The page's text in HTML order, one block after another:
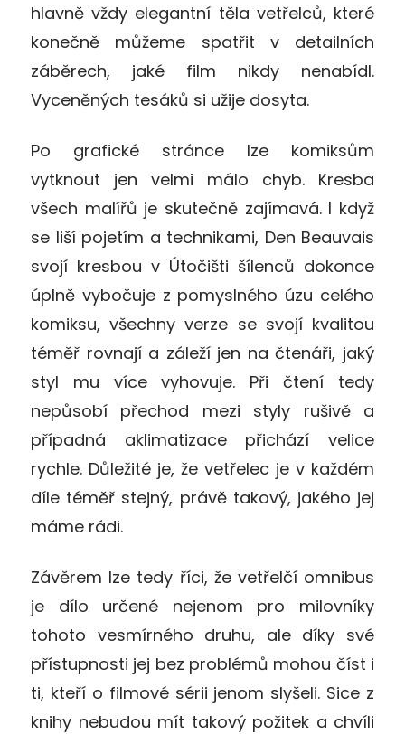
hlavně vždy elegantní těla vetřelců, které
konečně můžeme spatřit v detailních
záběrech, jaké film nikdy nenabídl.
Vyceněných tesáků si užije dosyta.
Po grafické stránce lze komiksům
vytknout jen velmi málo chyb. Kresba
všech malířů je skutečně zajímavá. I když
se liší pojetím a technikami, Den Beauvais
svojí kresbou v Útočišti šílenců dokonce
úplně vybočuje z pomyslného úzu celého
komiksu, všechny verze se svojí kvalitou
téměř rovnají a záleží jen na čtenáři, jaký
styl mu více vyhovuje. Při čtení tedy
nepůsobí přechod mezi styly rušivě a
případná aklimatizace přichází velice
rychle. Důležité je, že vetřelec je v každém
díle téměř stejný, právě takový, jakého jej
máme rádi.
Závěrem lze tedy říci, že vetřelčí omnibus
je dílo určené nejenom pro milovníky
tohoto vesmírného druhu, ale díky své
přístupnosti jej bez problémů mohou číst i
ti, kteří o filmové sérii jenom slyšeli. Sice z
knihy nebudou mít takový požitek a chvíli